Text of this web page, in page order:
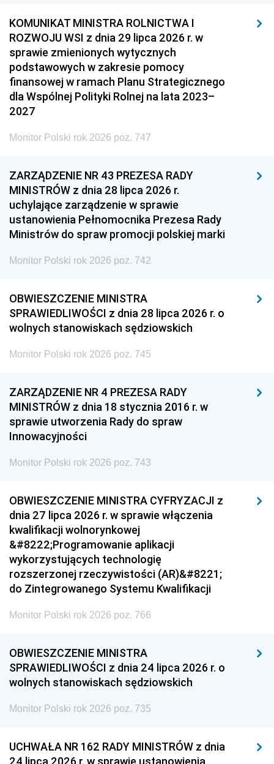
KOMUNIKAT MINISTRA ROLNICTWA I
ROZWOJU WSI z dnia 29 lipca 2026 r. w
sprawie zmienionych wytycznych
podstawowych w zakresie pomocy
finansowej w ramach Planu Strategicznego
dla Wspólnej Polityki Rolnej na lata 2023–
2027
Monitor Polski rok 2026 poz. 747
ZARZĄDZENIE NR 43 PREZESA RADY
MINISTRÓW z dnia 28 lipca 2026 r.
uchylające zarządzenie w sprawie
ustanowienia Pełnomocnika Prezesa Rady
Ministrów do spraw promocji polskiej marki
Monitor Polski rok 2026 poz. 742
OBWIESZCZENIE MINISTRA
SPRAWIEDLIWOŚCI z dnia 28 lipca 2026 r. o
wolnych stanowiskach sędziowskich
Monitor Polski rok 2026 poz. 745
ZARZĄDZENIE NR 4 PREZESA RADY
MINISTRÓW z dnia 18 stycznia 2016 r. w
sprawie utworzenia Rady do spraw
Innowacyjności
Monitor Polski rok 2026 poz. 743
OBWIESZCZENIE MINISTRA CYFRYZACJI z
dnia 27 lipca 2026 r. w sprawie włączenia
kwalifikacji wolnorynkowej
&#8222;Programowanie aplikacji
wykorzystujących technologię
rozszerzonej rzeczywistości (AR)&#8221;
do Zintegrowanego Systemu Kwalifikacji
Monitor Polski rok 2026 poz. 766
OBWIESZCZENIE MINISTRA
SPRAWIEDLIWOŚCI z dnia 24 lipca 2026 r. o
wolnych stanowiskach sędziowskich
Monitor Polski rok 2026 poz. 735
UCHWAŁA NR 162 RADY MINISTRÓW z dnia